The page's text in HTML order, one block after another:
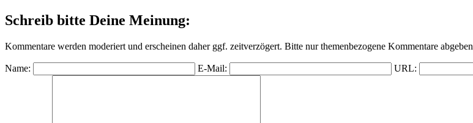
Schreib bitte Deine Meinung:
Kommentare werden moderiert und erscheinen daher ggf. zeitverzögert. Bitte nur themenbezogene Kommentare
Name: E-Mail: URL: